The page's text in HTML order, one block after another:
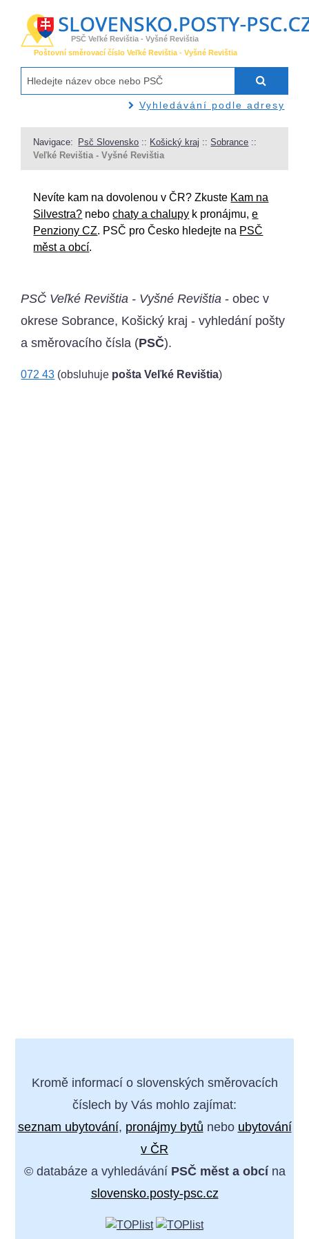
PSČ Veľké Revištia - Vyšné Revištia
Poštovní směrovací číslo Veľké Revištia - Vyšné Revištia
Vyhledávání podle adresy
Navigace: Psč Slovensko :: Košický kraj ::Sobrance ::
Veľké Revištia - Vyšné Revištia
Nevíte kam na dovolenou v ČR? Zkuste Kam na
Silvestra? nebochaty a chalupy k pronájmu,e
Penziony CZ. PSČ pro Česko hledejte na PSČ
měst a obcí.
PSČ Veľké Revištia - Vyšné Revištia - obec v
okrese Sobrance, Košický kraj - vyhledání pošty
a směrovacího čísla (PSČ).
072 43 (obsluhuje pošta Veľké Revištia)
Kromě informací o slovenských směrovacích
číslech by Vás mohlo zajímat:
seznam ubytování, pronájmy bytů nebo ubytování
v ČR
© databáze a vyhledávání PSČ měst a obcína
slovensko.posty-psc.cz